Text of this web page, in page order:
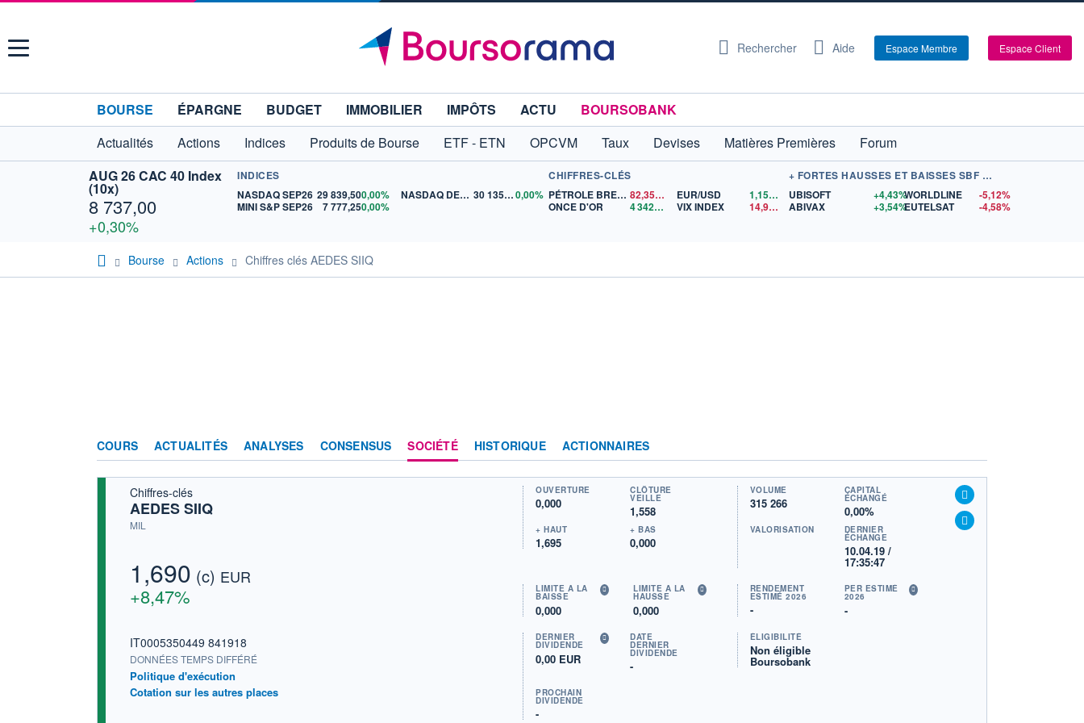
Menu Rechercher Aide Espace Membre Espace Client
BOURSE ÉPARGNE BUDGET IMMOBILIER IMPÔTS ACTU
BOURSOBANK
Actualités
Actions Indices Produits de Bourse ETF - ETN OPCVM Taux Devises Matières Premières
Forum
AUG 26 CAC 40 Index
(10x)
8 737,00
+0,30%
INDICES
NASDAQ SEP26 29 839,500,00%
MINI S&P SEP26
7 777,250,00%
NASDAQ DEC26 30 135,000,00%
CHIFFRES-CLÉS
PÉTROLE BRENT
82,35
$US
ONCE D'OR
4 342,26 $US
EUR/USD 1,1559
$US
VIX INDEX
14,90$US
+ FORTES HAUSSES ET BAISSES SBF 120
UBISOFT
+4,43%
ABIVAX
+3,54%
WORLDLINE
-5,12%
EUTELSAT
-4,58%
Bourse Actions Chiffres clés AEDES SIIQ
COURS ACTUALITÉS ANALYSES CONSENSUS SOCIÉTÉ HISTORIQUE ACTIONNAIRES
Chiffres-clés
AEDES SIIQ
MIL
1,690 (c) EUR
+8,47%
IT0005350449 841918
DONNÉES TEMPS DIFFÉRÉ
Politique d'exécution
Cotation sur les autres places
OUVERTURE
0,000
CLÔTURE
VEILLE
1,558
+ HAUT
1,695
+ BAS
0,000
VOLUME
315 266
CAPITAL
ÉCHANGÉ
0,00%
VALORISATION DERNIER
ÉCHANGE
10.04.19 /
17:35:47
LIMITE À LA
BAISSE
0,000
LIMITE À LA
HAUSSE
0,000
RENDEMENT
ESTIMÉ 2026
-
PER ESTIMÉ
2026
-
DERNIER
DIVIDENDE
0,00 EUR
DATE
DERNIER
DIVIDENDE
-
PROCHAIN
DIVIDENDE
-
ÉLIGIBILITÉ
Non éligible
Boursobank